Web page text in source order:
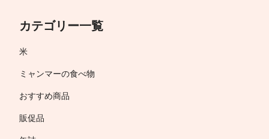
カテゴリー一覧
米
ミャンマーの食べ物
おすすめ商品
販促品